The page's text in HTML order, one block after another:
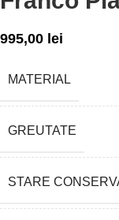
995,00 lei
MATERIAL
GREUTATE
STARE